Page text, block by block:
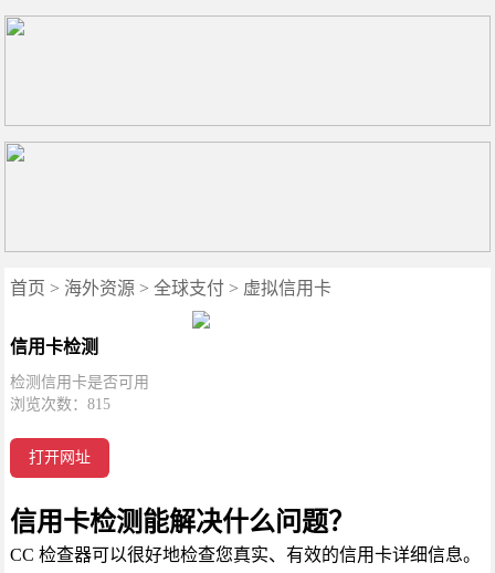
首页 > 海外资源 >全球支付 > 虚拟信用卡
信用卡检测
检测信用卡是否可用
浏览次数：815
打开网址
信用卡检测能解决什么问题？
CC 检查器可以很好地检查您真实、有效的信用卡详细信息。